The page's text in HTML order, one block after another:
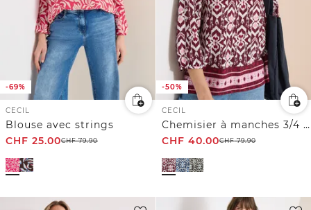
-69%
CECIL
Blouse avec strings
CHF 25.00CHF79.90
-50%
CECIL
Chemisier à manches 3/4 avec motif graphique
CHF 40.00CHF79.90